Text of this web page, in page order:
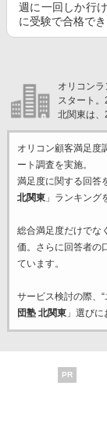
週に一回しか行
に受験で合格で
オリコン
スタート
北関東は、
オリコン顧客満足度
ート調査を実施。
満足度に関する回答
北関東」ランキング
総合満足度だけでな
価。さらに回答者の
ています。
サービス検討の際、
団塾 北関東」選びに
PR